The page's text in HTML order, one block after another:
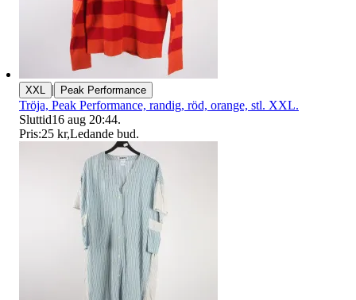
XXL | Peak Performance
Tröja, Peak Performance, randig, röd, orange, stl. XXL.
Sluttid16 aug 20:44.
Pris:25 kr,Ledande bud.